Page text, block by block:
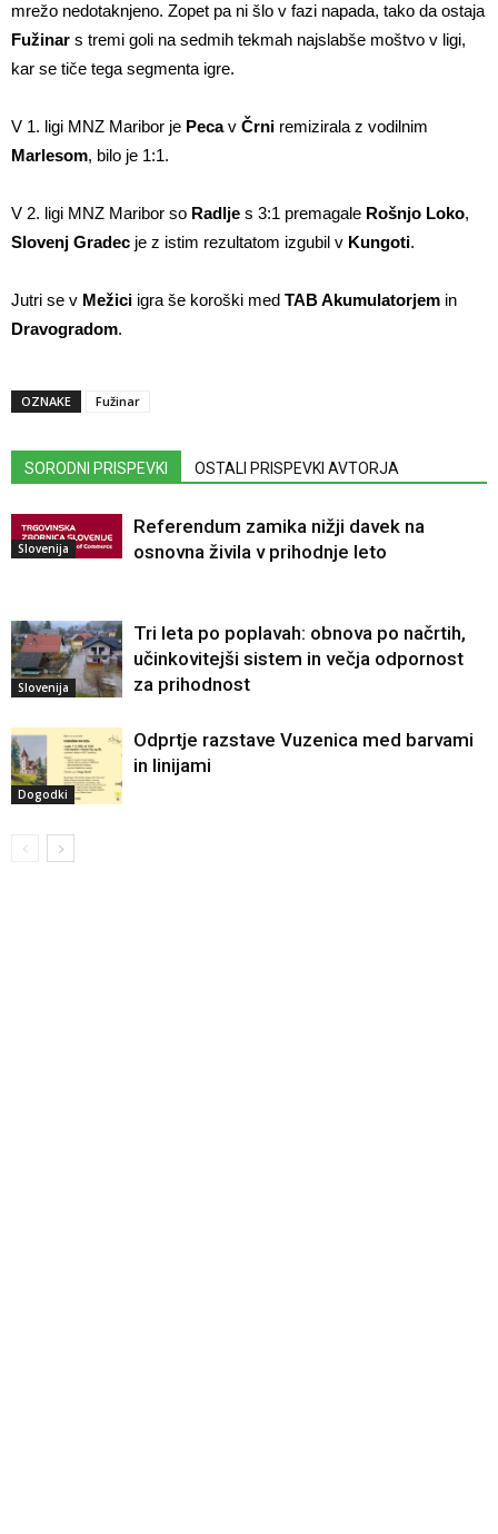
mrežo nedotaknjeno. Zopet pa ni šlo v fazi napada, tako da ostaja
Fužinar s tremi goli na sedmih tekmah najslabše moštvo v ligi,
kar se tiče tega segmenta igre.
V 1. ligi MNZ Maribor je Pecav Črni remizirala z vodilnim
Marlesom, bilo je 1:1.
V 2. ligi MNZ Maribor so Radlje s 3:1 premagale Rošnjo Loko,
Slovenj Gradec je z istim rezultatom izgubil v Kungoti.
Jutri se v Mežici igra še koroški med TAB Akumulatorjem in
Dravogradom.
OZNAKE Fužinar
SORODNI PRISPEVKI OSTALI PRISPEVKI AVTORJA
Slovenija
Referendum zamika nižji davek na
osnovna živila v prihodnje leto
Slovenija
Tri leta po poplavah: obnova po načrtih,
učinkovitejši sistem in večja odpornost
za prihodnost
Dogodki
Odprtje razstave Vuzenica med barvami
in linijami